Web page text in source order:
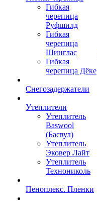
Гибкая
черепица
Руфшилд
Гибкая
черепица
Шинглас
Гибкая
черепица Дёке
Снегозадержатели
Утеплители
Утеплитель
Baswool
(Басвул)
Утеплитель
Эковер Лайт
Утеплитель
Технониколь
Пеноплекс. Пленки